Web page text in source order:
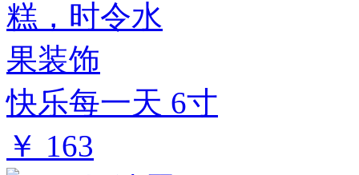
快乐每一天 6寸
￥ 163